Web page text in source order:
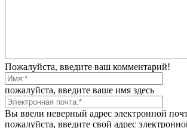
Пожалуйста, введите ваш комментарий!
пожалуйста, введите ваше имя здесь
Вы ввели неверный адрес электронной
пожалуйста, введите свой адрес